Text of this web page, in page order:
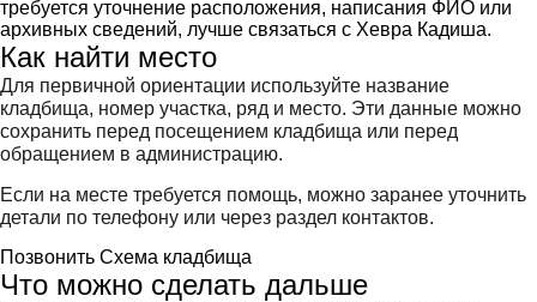
требуется уточнение расположения, написания ФИО или
архивных сведений, лучше связаться с Хевра Кадиша.
Как найти место
Для первичной ориентации используйте название
кладбища, номер участка, ряд и место. Эти данные можно
сохранить перед посещением кладбища или перед
обращением в администрацию.
Если на месте требуется помощь, можно заранее уточнить
детали по телефону или через раздел контактов.
Позвонить Схема кладбища
Что можно сделать дальше